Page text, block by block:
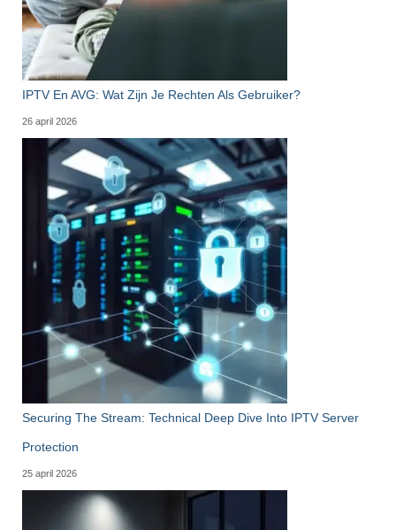
IPTV En AVG: Wat Zijn Je Rechten Als Gebruiker?
26 april 2026
Securing The Stream: Technical Deep Dive Into IPTV Server
Protection
25 april 2026